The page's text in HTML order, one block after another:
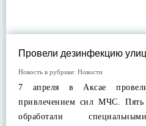
Провели дезинфекцию улиц
Новость в рубрике: Новости
7 апреля в Аксае
привлечением сил МЧС. Пять
обработали